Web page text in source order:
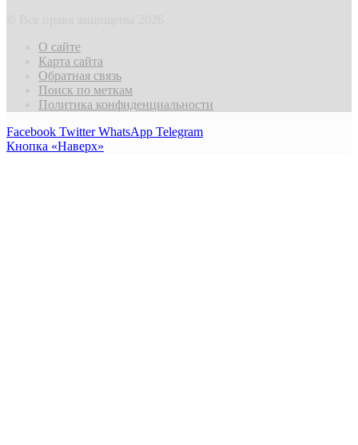
О сайте
Карта сайта
Обратная связь
Поиск по меткам
Политика конфиденциальности
Facebook Twitter WhatsApp Telegram
Кнопка «Наверх»